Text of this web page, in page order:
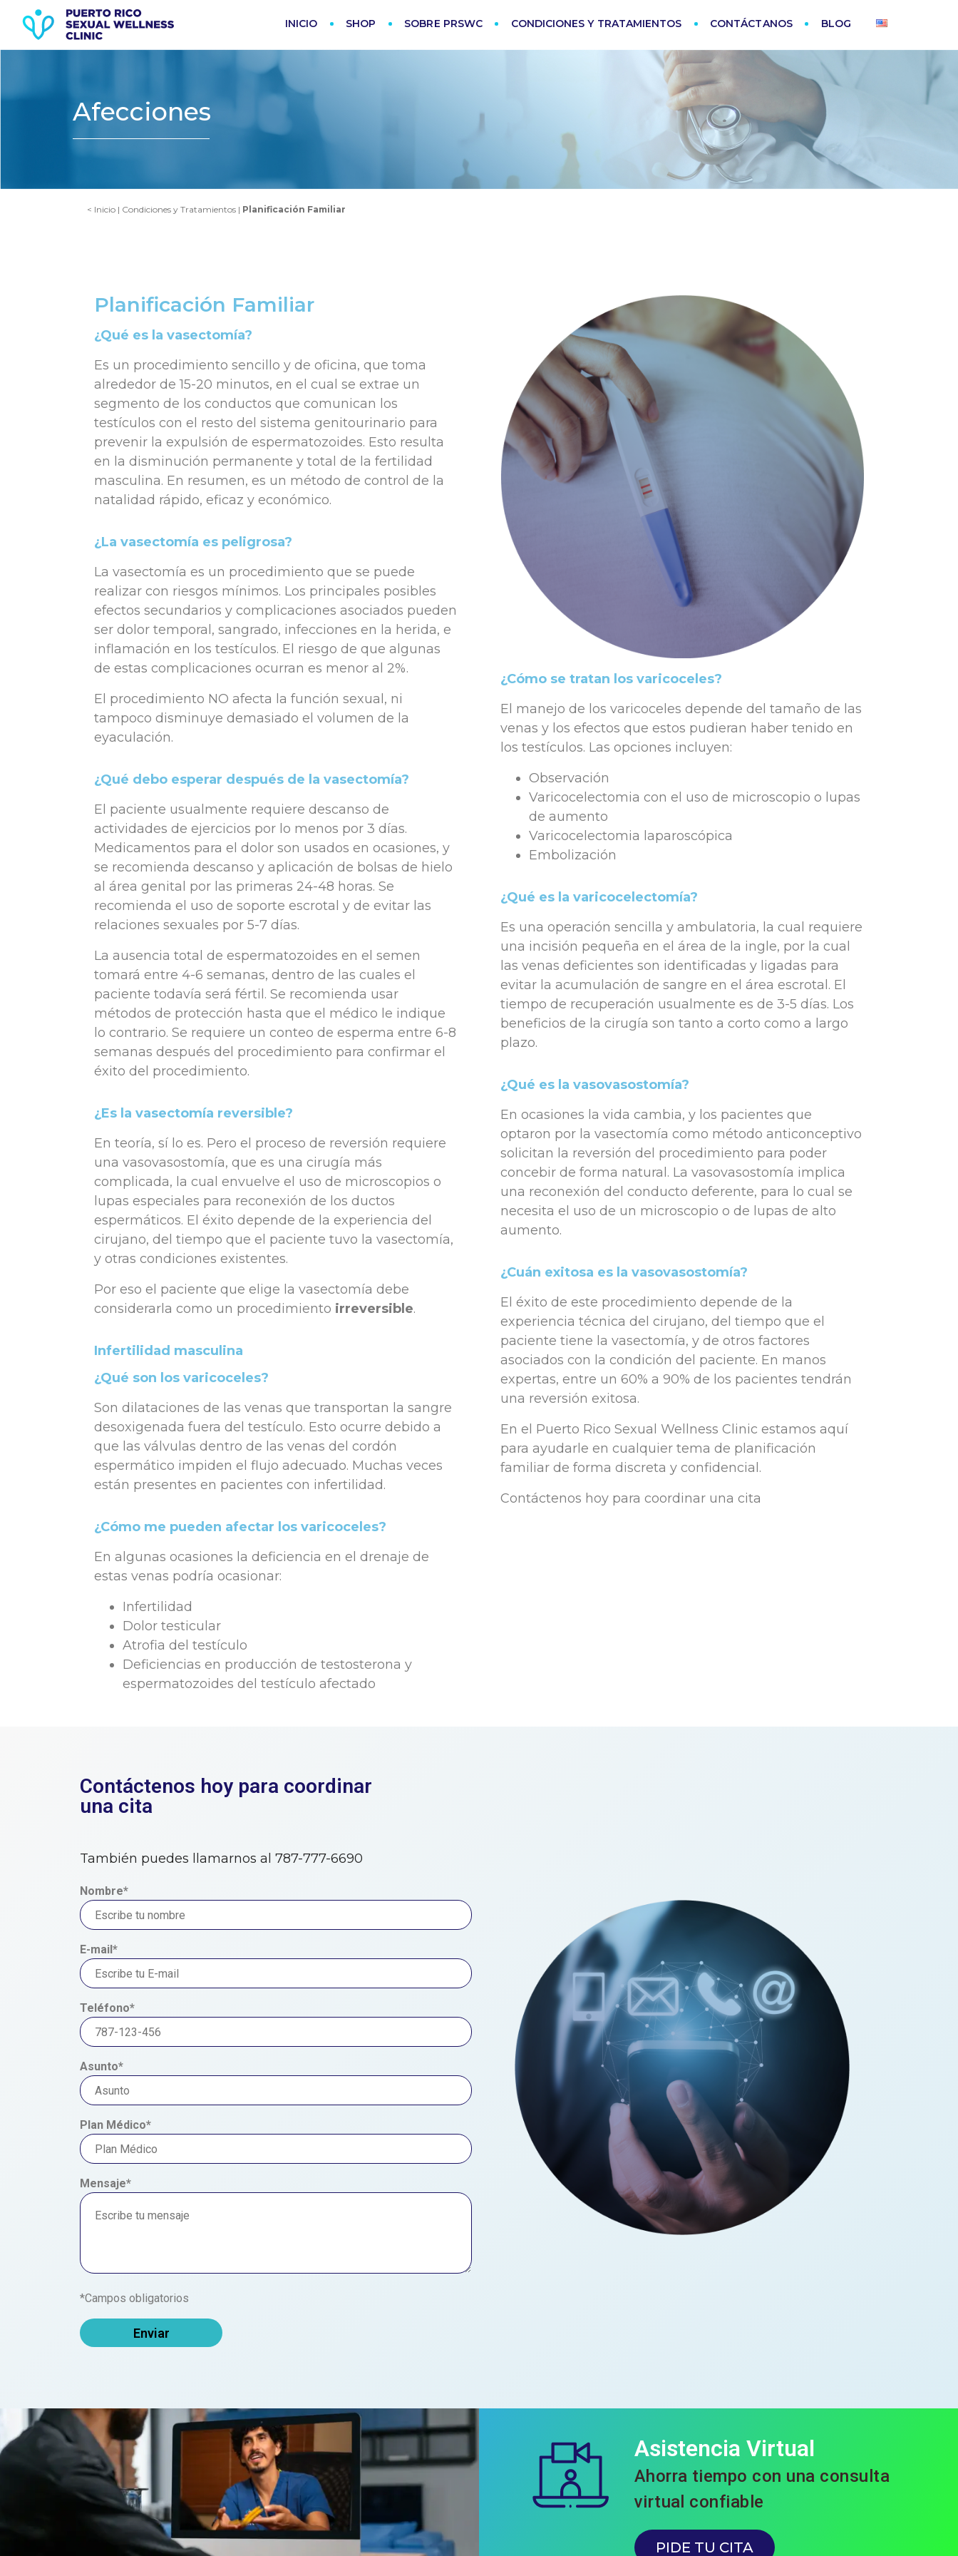
INICIO SHOP SOBRE PRSWC CONDICIONES Y TRATAMIENTOS CONTÁCTANOS BLOG
Afecciones
< Inicio | Condiciones y Tratamientos | Planificación Familiar
Planificación Familiar
¿Qué es la vasectomía?
Es un procedimiento sencillo y de oficina, que toma
alrededor de 15-20 minutos, en el cual se extrae un
segmento de los conductos que comunican los
testículos con el resto del sistema genitourinario para
prevenir la expulsión de espermatozoides. Esto resulta
en la disminución permanente y total de la fertilidad
masculina. En resumen, es un método de control de la
natalidad rápido, eficaz y económico.
¿La vasectomía es peligrosa?
La vasectomía es un procedimiento que se puede
realizar con riesgos mínimos. Los principales posibles
efectos secundarios y complicaciones asociados pueden
ser dolor temporal, sangrado, infecciones en la herida, e
inflamación en los testículos. El riesgo de que algunas
de estas complicaciones ocurran es menor al 2%.
El procedimiento NO afecta la función sexual, ni
tampoco disminuye demasiado el volumen de la
eyaculación.
¿Qué debo esperar después de la vasectomía?
El paciente usualmente requiere descanso de
actividades de ejercicios por lo menos por 3 días.
Medicamentos para el dolor son usados en ocasiones, y
se recomienda descanso y aplicación de bolsas de hielo
al área genital por las primeras 24-48 horas. Se
recomienda el uso de soporte escrotal y de evitar las
relaciones sexuales por 5-7 días.
La ausencia total de espermatozoides en el semen
tomará entre 4-6 semanas, dentro de las cuales el
paciente todavía será fértil. Se recomienda usar
métodos de protección hasta que el médico le indique
lo contrario. Se requiere un conteo de esperma entre 6-8
semanas después del procedimiento para confirmar el
éxito del procedimiento.
¿Es la vasectomía reversible?
En teoría, sí lo es. Pero el proceso de reversión requiere
una vasovasostomía, que es una cirugía más
complicada, la cual envuelve el uso de microscopios o
lupas especiales para reconexión de los ductos
espermáticos. El éxito depende de la experiencia del
cirujano, del tiempo que el paciente tuvo la vasectomía,
y otras condiciones existentes.
Por eso el paciente que elige la vasectomía debe
considerarla como un procedimiento irreversible.
Infertilidad masculina
¿Qué son los varicoceles?
Son dilataciones de las venas que transportan la sangre
desoxigenada fuera del testículo. Esto ocurre debido a
que las válvulas dentro de las venas del cordón
espermático impiden el flujo adecuado. Muchas veces
están presentes en pacientes con infertilidad.
¿Cómo me pueden afectar los varicoceles?
En algunas ocasiones la deficiencia en el drenaje de
estas venas podría ocasionar:
Infertilidad
Dolor testicular
Atrofia del testículo
Deficiencias en producción de testosterona y
espermatozoides del testículo afectado
¿Cómo se tratan los varicoceles?
El manejo de los varicoceles depende del tamaño de las
venas y los efectos que estos pudieran haber tenido en
los testículos. Las opciones incluyen:
Observación
Varicocelectomia con el uso de microscopio o lupas
de aumento
Varicocelectomia laparoscópica
Embolización
¿Qué es la varicocelectomía?
Es una operación sencilla y ambulatoria, la cual requiere
una incisión pequeña en el área de la ingle, por la cual
las venas deficientes son identificadas y ligadas para
evitar la acumulación de sangre en el área escrotal. El
tiempo de recuperación usualmente es de 3-5 días. Los
beneficios de la cirugía son tanto a corto como a largo
plazo.
¿Qué es la vasovasostomía?
En ocasiones la vida cambia, y los pacientes que
optaron por la vasectomía como método anticonceptivo
solicitan la reversión del procedimiento para poder
concebir de forma natural. La vasovasostomía implica
una reconexión del conducto deferente, para lo cual se
necesita el uso de un microscopio o de lupas de alto
aumento.
¿Cuán exitosa es la vasovasostomía?
El éxito de este procedimiento depende de la
experiencia técnica del cirujano, del tiempo que el
paciente tiene la vasectomía, y de otros factores
asociados con la condición del paciente. En manos
expertas, entre un 60% a 90% de los pacientes tendrán
una reversión exitosa.
En el Puerto Rico Sexual Wellness Clinic estamos aquí
para ayudarle en cualquier tema de planificación
familiar de forma discreta y confidencial.
Contáctenos hoy para coordinar una cita
Contáctenos hoy para coordinar
una cita
También puedes llamarnos al 787-777-6690
Nombre*
E-mail*
Teléfono*
Asunto*
Plan Médico*
Mensaje*
*Campos obligatorios
Asistencia Virtual
Ahorra tiempo con una consulta
virtual confiable
PIDE TU CITA